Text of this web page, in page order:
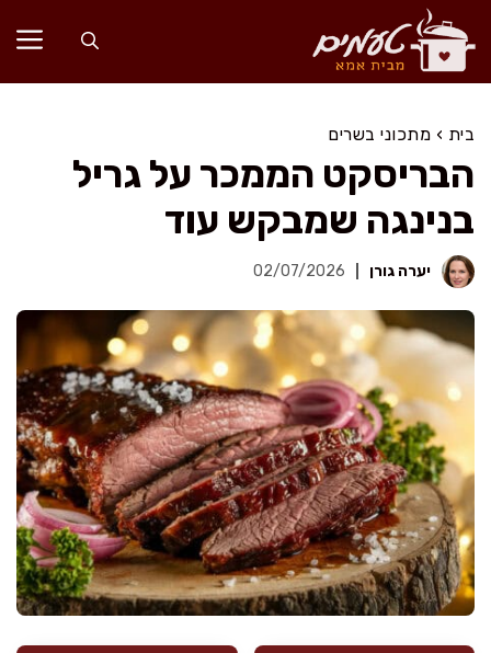
לדלג
לתוכן
בית › מתכוני בשרים
הבריסקט הממכר על גריל
בנינגה שמבקש עוד
יערה גורן 02/07/2026